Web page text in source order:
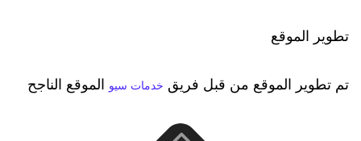
تطوير الموقع
تم تطوير الموقع من قبل فريق خدمات سيو الموقع الناجح